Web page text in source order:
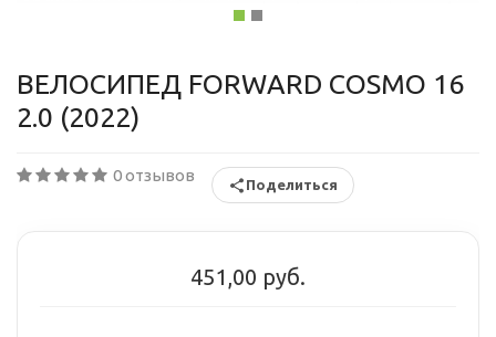
ВЕЛОСИПЕД FORWARD COSMO 16
2.0 (2022)
0 отзывов Поделиться
451,00 руб.